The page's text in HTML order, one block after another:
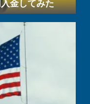
金してみた